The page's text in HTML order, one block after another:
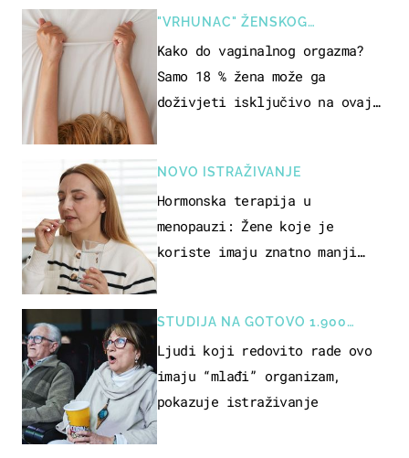
"VRHUNAC" ŽENSKOG
SEKSUALNOG ISKUSTVA
Kako do vaginalnog orgazma?
Samo 18 % žena može ga
doživjeti isključivo na ovaj
NOVO ISTRAŽIVANJE
Hormonska terapija u
menopauzi: Žene koje je
koriste imaju znatno manji
STUDIJA NA GOTOVO 1.900
OSOBA
Ljudi koji redovito rade ovo
imaju “mlađi” organizam,
pokazuje istraživanje